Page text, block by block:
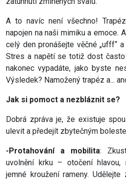
A to navíc není všechno!
napojen na naši mimiku a emoce.
celý den pronášejte věčné „ufff“
Stres a napětí se totiž dost
nakonec vypadáte, jako byste
Výsledek? Namožený trapéz a...
Jak si pomoct a nezbláznit se?
Dobrá zpráva je, že existuje
ulevit a předejít zbytečným
-Protahování a mobilita:
uvolnění krku – otočení hlavou,
jemné kroužení rameny.